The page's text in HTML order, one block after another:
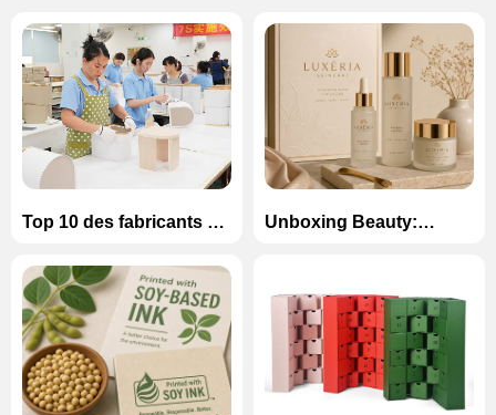
Top 10 des fabricants de
en Chine (2026)
Unboxing Beauty:
de soins de la peau